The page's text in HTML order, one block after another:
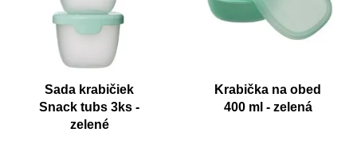
Sada krabičiek
Snack tubs 3ks -
zelené
Krabička na obed
400 ml - zelená